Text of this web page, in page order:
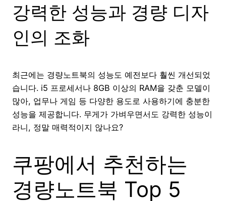
강력한 성능과 경량 디자
인의 조화
최근에는 경량노트북의 성능도 예전보다 훨씬 개선되었
습니다. i5 프로세서나 8GB 이상의 RAM을 갖춘 모델이
많아, 업무나 게임 등 다양한 용도로 사용하기에 충분한
성능을 제공합니다. 무게가 가벼우면서도 강력한 성능이
라니, 정말 매력적이지 않나요?
쿠팡에서 추천하는
경량노트북 Top 5